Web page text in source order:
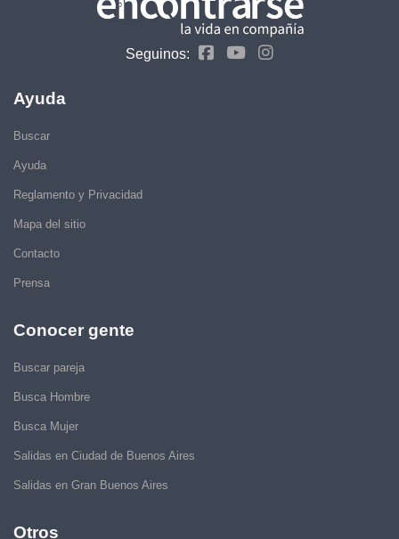
Seguinos:
Ayuda
Buscar
Ayuda
Reglamento y Privacidad
Mapa del sitio
Contacto
Prensa
Conocer gente
Buscar pareja
Busca Hombre
Busca Mujer
Salidas en Ciudad de Buenos Aires
Salidas en Gran Buenos Aires
Otros